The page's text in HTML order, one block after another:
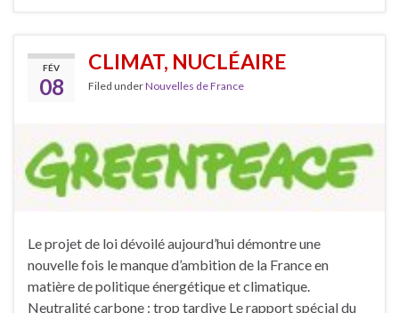
FÉV
08
CLIMAT, NUCLÉAIRE
Filed underNouvelles de France
Le projet de loi dévoilé aujourd’hui démontre une
nouvelle fois le manque d’ambition de la France en
matière de politique énergétique et climatique.
Neutralité carbone : trop tardive Le rapport spécial du